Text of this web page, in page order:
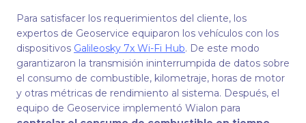
Para satisfacer los requerimientos del cliente, los
expertos de Geoservice equiparon los vehículos con los
dispositivos Galileosky 7x Wi-Fi Hub. De este modo
garantizaron la transmisión ininterrumpida de datos sobre
el consumo de combustible, kilometraje, horas de motor
y otras métricas de rendimiento al sistema. Después, el
equipo de Geoservice implementó Wialon para